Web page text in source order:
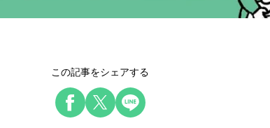
この記事をシェアする